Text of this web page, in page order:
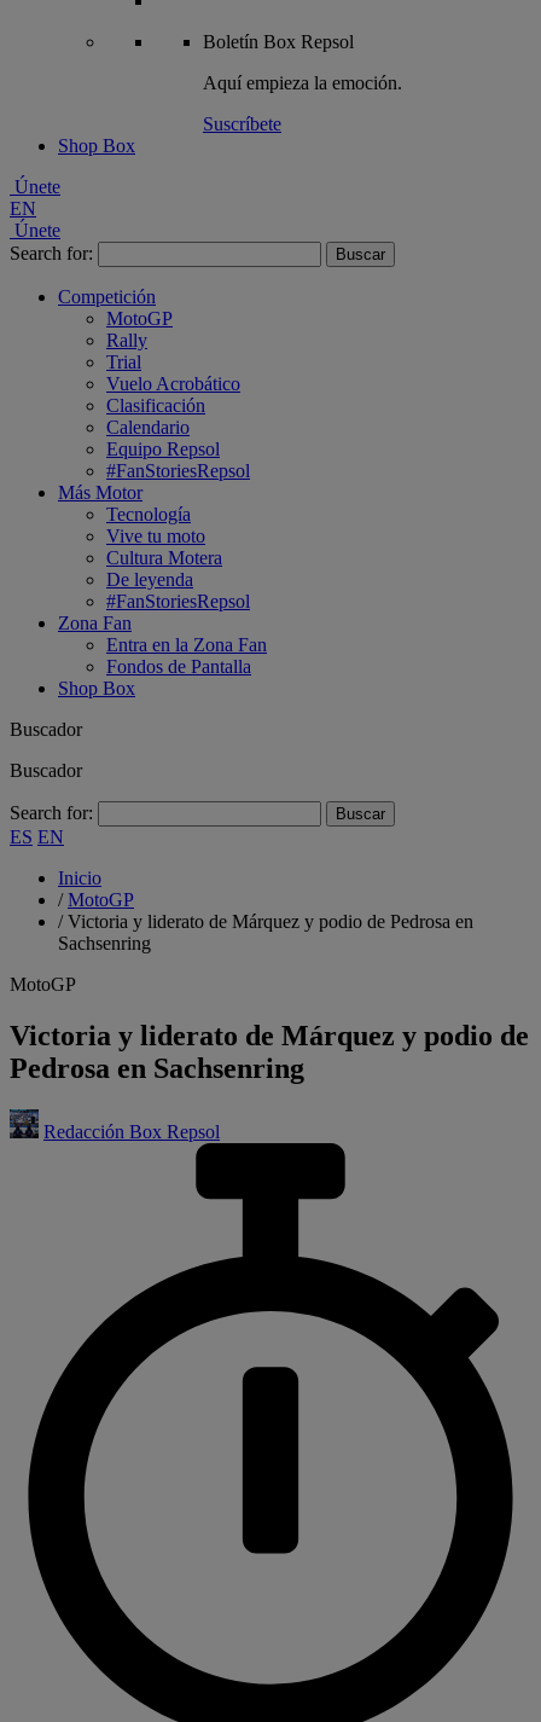
Boletín Box Repsol
Aquí empieza la emoción.
Suscríbete
Shop Box
Únete
EN
Únete
Search for:
Competición
MotoGP
Rally
Trial
Vuelo Acrobático
Clasificación
Calendario
Equipo Repsol
#FanStoriesRepsol
Más Motor
Tecnología
Vive tu moto
Cultura Motera
De leyenda
#FanStoriesRepsol
Zona Fan
Entra en la Zona Fan
Fondos de Pantalla
Shop Box
Buscador
Buscador
Search for:
ES EN
Inicio
/MotoGP
/Victoria y liderato de Márquez y podio de Pedrosa en
Sachsenring
MotoGP
Victoria y liderato de Márquez y podio de
Pedrosa en Sachsenring
Redacción Box Repsol